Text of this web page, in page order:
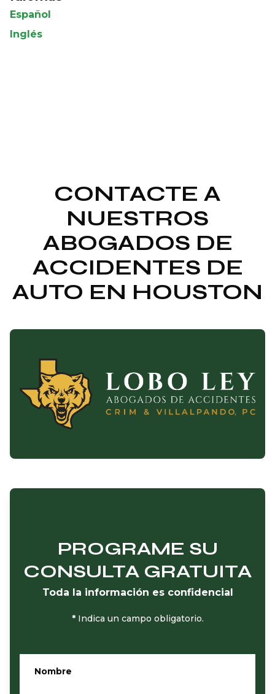
Español
Inglés
CONTACTE A
NUESTROS
ABOGADOS DE
ACCIDENTES DE
AUTO EN HOUSTON
PROGRAME SU
CONSULTA GRATUITA
Toda la información es confidencial
* Indica un campo obligatorio.
Nombre